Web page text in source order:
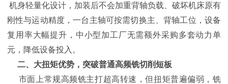
机身轻量化设计，加装后不会加重背轴负载、破坏机床原有
刚性与运动精度，一台主轴可按需切换主、背轴工位，设备
复用率大幅提升，中小型加工厂无需额外采购多套动力单
元，降低设备投入。
二、大扭矩优势，突破普通高频铣切削短板
市面上常规高频铣主打超高转速，但扭矩普遍偏弱，铣